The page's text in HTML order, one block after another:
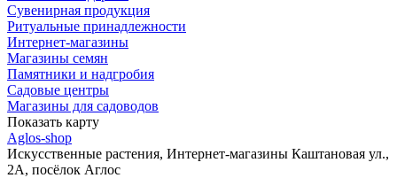
Сувенирная продукция
Ритуальные принадлежности
Интернет-магазины
Магазины семян
Памятники и надгробия
Садовые центры
Магазины для садоводов
Показать карту
Aglos-shop
Искусственные растения, Интернет-магазины Каштановая ул.,
2А, посёлок Аглос